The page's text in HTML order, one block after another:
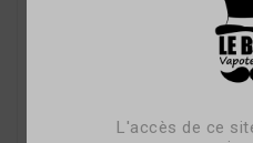
L'accès de ce